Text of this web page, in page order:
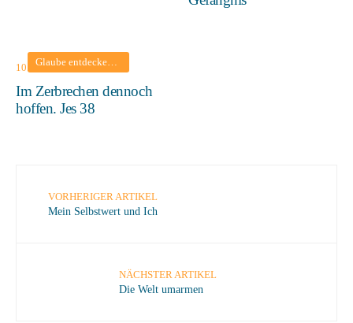
Glaube entdecken•
10. Oktober 2021
Im Zerbrechen dennoch
hoffen. Jes 38
VORHERIGER ARTIKEL
Mein Selbstwert und Ich
NÄCHSTER ARTIKEL
Die Welt umarmen